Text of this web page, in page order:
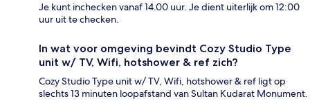
Je kunt inchecken vanaf 14.00 uur. Je dient uiterlijk om 12:00
uur uit te checken.
In wat voor omgeving bevindt Cozy Studio Type
unit w/ TV, Wifi, hotshower & ref zich?
Cozy Studio Type unit w/ TV, Wifi, hotshower & ref ligt op
slechts 13 minuten loopafstand van Sultan Kudarat Monument.